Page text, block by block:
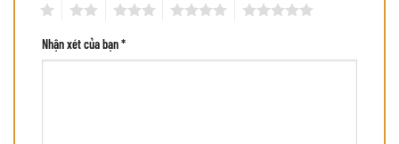
Nhận xét của bạn*